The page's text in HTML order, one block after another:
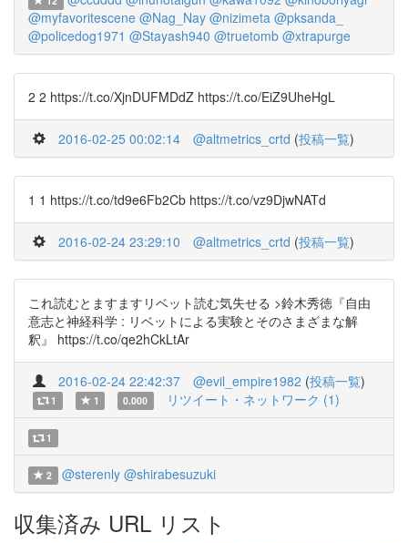
@myfavoritescene @Nag_Nay @nizimeta @pksanda_
@policedog1971 @Stayash940 @truetomb @xtrapurge
2 2 https://t.co/XjnDUFMDdZ https://t.co/EiZ9UheHgL
2016-02-25 00:02:14 @altmetrics_crtd (投稿一覧)
1 1 https://t.co/td9e6Fb2Cb https://t.co/vz9DjwNATd
2016-02-24 23:29:10 @altmetrics_crtd (投稿一覧)
これ読むとますますリベット読む気失せる >鈴木秀徳『自由
意志と神経科学 : リベットによる実験とそのさまざまな解
釈』 https://t.co/qe2hCkLtAr
2016-02-24 22:42:37 @evil_empire1982 (投稿一覧)
1 1 0.000 リツイート・ネットワーク (1)
1
2 @sterenly @shirabesuzuki
収集済み URL リスト